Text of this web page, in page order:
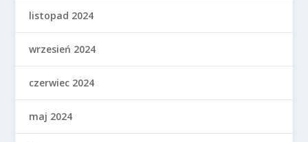
listopad 2024
wrzesień 2024
czerwiec 2024
maj 2024